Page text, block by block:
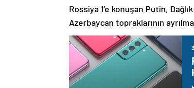
Rossiya 1’e konuşan Putin,
Azerbaycan topraklarının